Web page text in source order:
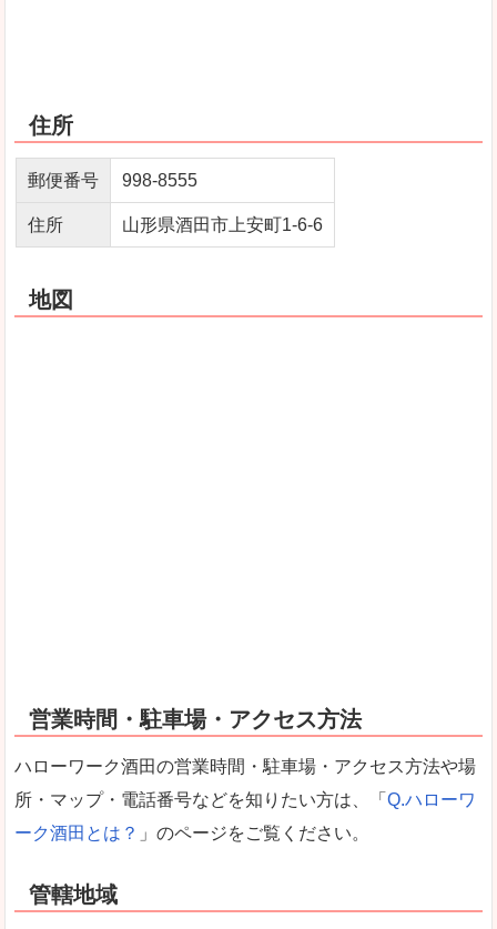
住所
郵便番号 998‐8555
住所 山形県酒田市上安町1‐6‐6
地図
営業時間・駐車場・アクセス方法
ハローワーク酒田の営業時間・駐車場・アクセス方法や場
所・マップ・電話番号などを知りたい方は、「 Q.ハローワ
ーク酒田とは？ 」のページをご覧ください。
管轄地域